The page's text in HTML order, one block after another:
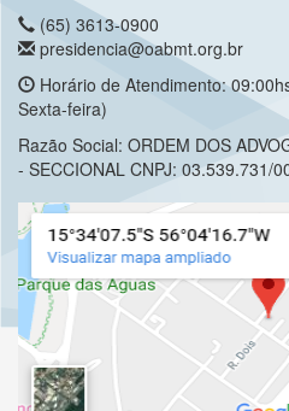
(65) 3613-0900
presidencia@oabmt.org.br
Horário de Atendimento:
Sexta-feira)
Razão Social: ORDEM DOS
- SECCIONAL CNPJ: 03.539.731/